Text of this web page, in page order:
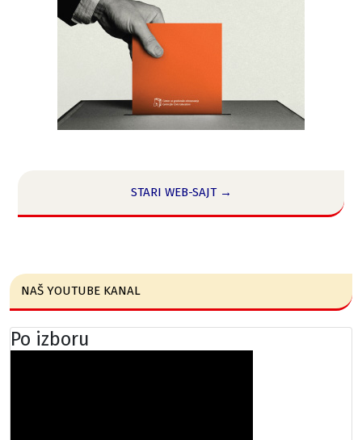
STARI WEB-SAJT →
NAŠ YOUTUBE KANAL
Po izboru